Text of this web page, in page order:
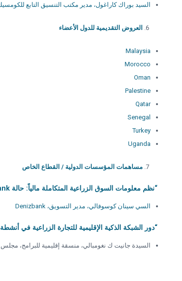
السيد بوراك كاراغول، مدير مكتب التنسيق التابع
العروض التقديمية للدول الأعضاء
Malaysia
Morocco
Oman
Palestine
Qatar
Senegal
Turkey
Uganda
مساهمات المؤسسات الدولية / القطاع الخاص
“نظم معلومات السوق الزراعية المتكاملة مالياً: حالة
السي سينان كوسوفالي، مدير التسويق، Denizbank
“دور الشبكة الذكية الإقليمية للتجارة الزراعية في
السيدة جانيت ك نغومبالي، منسقة إقليمية للبرامج،